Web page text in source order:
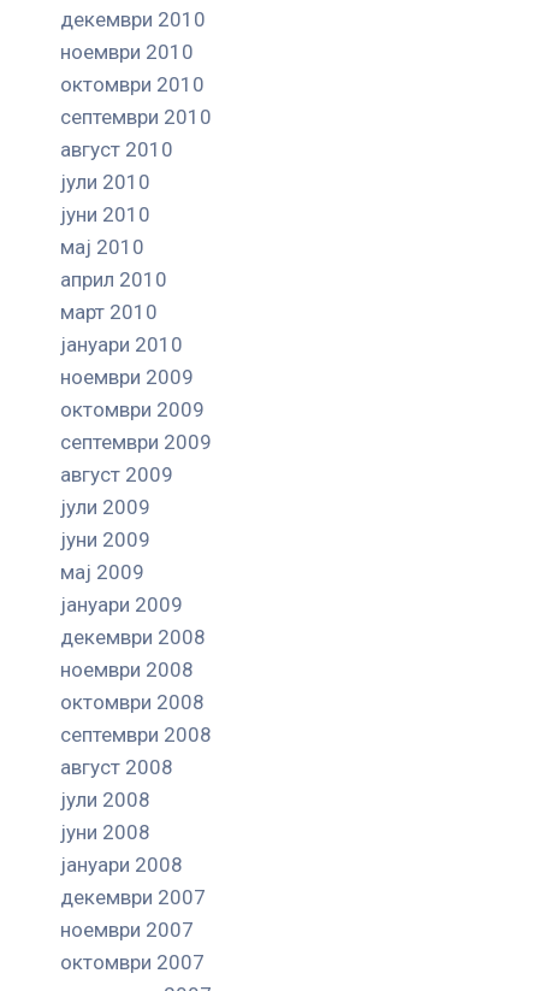
декември 2010
ноември 2010
октомври 2010
септември 2010
август 2010
јули 2010
јуни 2010
мај 2010
април 2010
март 2010
јануари 2010
ноември 2009
октомври 2009
септември 2009
август 2009
јули 2009
јуни 2009
мај 2009
јануари 2009
декември 2008
ноември 2008
октомври 2008
септември 2008
август 2008
јули 2008
јуни 2008
јануари 2008
декември 2007
ноември 2007
октомври 2007